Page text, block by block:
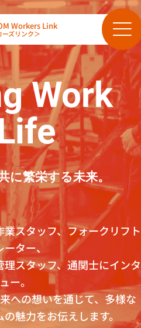
Workers Link
ーズリンク＞
Work
に繁栄する未来。
スタッフ、フォークリフト
ター、
スタッフ、通関士にインタ
ー。
への想いを通じて、多様な
魅力をお伝えします。